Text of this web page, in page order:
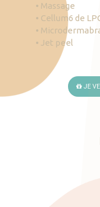
• Massage
• Cellum6 de
•
• Jet peel
JE